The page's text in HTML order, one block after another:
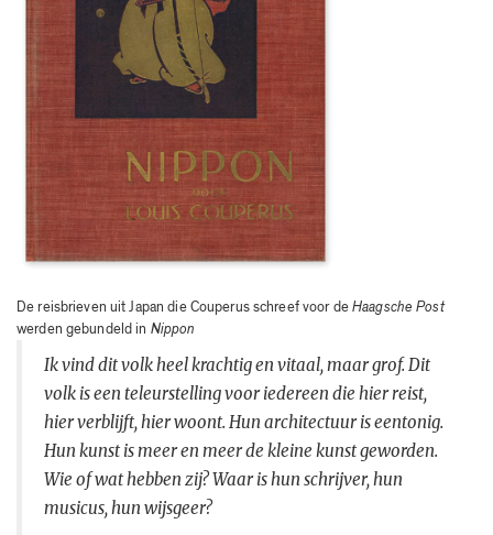
De reisbrieven uit Japan die Couperus schreef voor deHaagsche Post
werden gebundeld in Nippon
Ik vind dit volk heel krachtig en vitaal, maar grof. Dit
volk is een teleurstelling voor iedereen die hier reist,
hier verblijft, hier woont. Hun architectuur is eentonig.
Hun kunst is meer en meer de kleine kunst geworden.
Wie of wat hebben zij? Waar is hun schrijver, hun
musicus, hun wijsgeer?